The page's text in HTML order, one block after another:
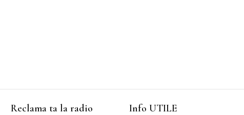
Reclama ta la radio
Info UTILE